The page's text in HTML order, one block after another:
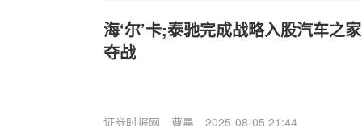
海‘尔’卡;泰驰完成战略入股汽车之
夺战
证券时报网 曹晨 2025-08-05 21:44